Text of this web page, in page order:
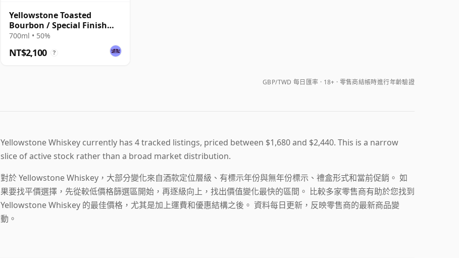
Yellowstone Toasted
Bourbon / Special Finish
Collection
700ml • 50%
NT$2,100 ?
GBP/TWD 每日匯率 18+ · 零售商結帳時進行年齡驗證
Yellowstone Whiskey currently has 4 tracked listings, priced between $1,680 and $2,440. This is a narrow
slice of active stock rather than a broad market distribution.
對於 Yellowstone Whiskey，大部分變化來自酒款定位層級、有標示年份與無年份標示、禮盒形式和當前促銷。 如
果要找平價選擇，先從較低價格篩選區開始，再逐級向上，找出價值變化最快的區間。 比較多家零售商有助於您找到
Yellowstone Whiskey 的最佳價格，尤其是加上運費和優惠結構之後。 資料每日更新，反映零售商的最新商品變
動。